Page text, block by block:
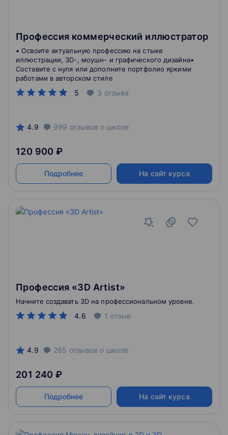
Профессия коммерческий иллюстратор
5 3 отзыва
• Освоите актуальную профессию на стыке
иллюстрации, 3D-, моушн- и графического дизайна•
Составите с нуля или дополните портфолио яркими
работами в авторском стиле
4.9 999 отзывов о школе
120 900 ₽
Подробнее На сайт курса
Профессия «3D Artist»
4.6 1 отзыв
Начните создавать 3D на профессиональном уровне.
4.9 265 отзывов о школе
201 240 ₽
Подробнее На сайт курса